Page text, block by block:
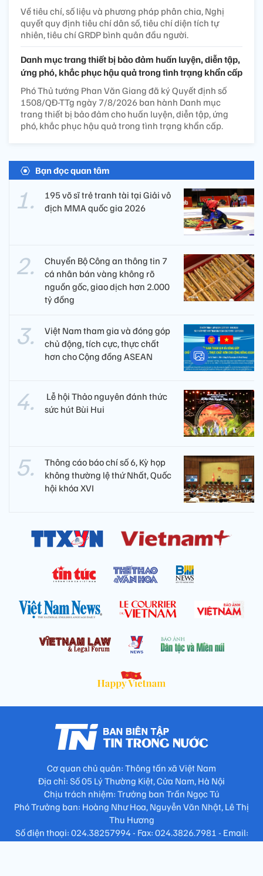
Về tiêu chí, số liệu và phương pháp phân chia, Nghị
quyết quy định tiêu chí dân số, tiêu chí diện tích tự
nhiên, tiêu chí GRDP bình quân đầu người.
Danh mục trang thiết bị bảo đảm huấn luyện, diễn tập,
ứng phó, khắc phục hậu quả trong tình trạng khẩn cấp
Phó Thủ tướng Phan Văn Giang đã ký Quyết định số
1508/QĐ-TTg ngày 7/8/2026 ban hành Danh mục
trang thiết bị bảo đảm cho huấn luyện, diễn tập, ứng
phó, khắc phục hậu quả trong tình trạng khẩn cấp.
Bạn đọc quan tâm
195 võ sĩ trẻ tranh tài tại Giải vô
địch MMA quốc gia 2026
Chuyển Bộ Công an thông tin 7
cá nhân bán vàng không rõ
nguồn gốc, giao dịch hơn 2.000
tỷ đồng
Việt Nam tham gia và đóng góp
chủ động, tích cực, thực chất
hơn cho Cộng đồng ASEAN
​ Lễ hội Thảo nguyên đánh thức
sức hút Bùi Hui
Thông cáo báo chí số 6, Kỳ họp
không thường lệ thứ Nhất, Quốc
hội khóa XVI
Cơ quan chủ quản: Thông tấn xã Việt Nam
Địa chỉ: Số 05 Lý Thường Kiệt, Cửa Nam, Hà Nội
Chịu trách nhiệm: Trưởng ban Trần Ngọc Tú
Phó Trưởng ban: Hoàng Như Hoa, Nguyễn Văn Nhật, Lê Thị
Thu Hương
Số điện thoại: 024.38257994 - Fax: 024.3826.7981 - Email: